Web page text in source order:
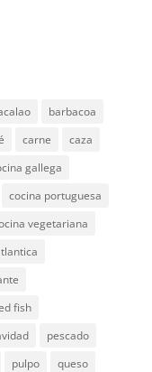
barbacoa
carne
caza
gallega
cocina portuguesa
vegetariana
fish
pescado
pulpo
queso